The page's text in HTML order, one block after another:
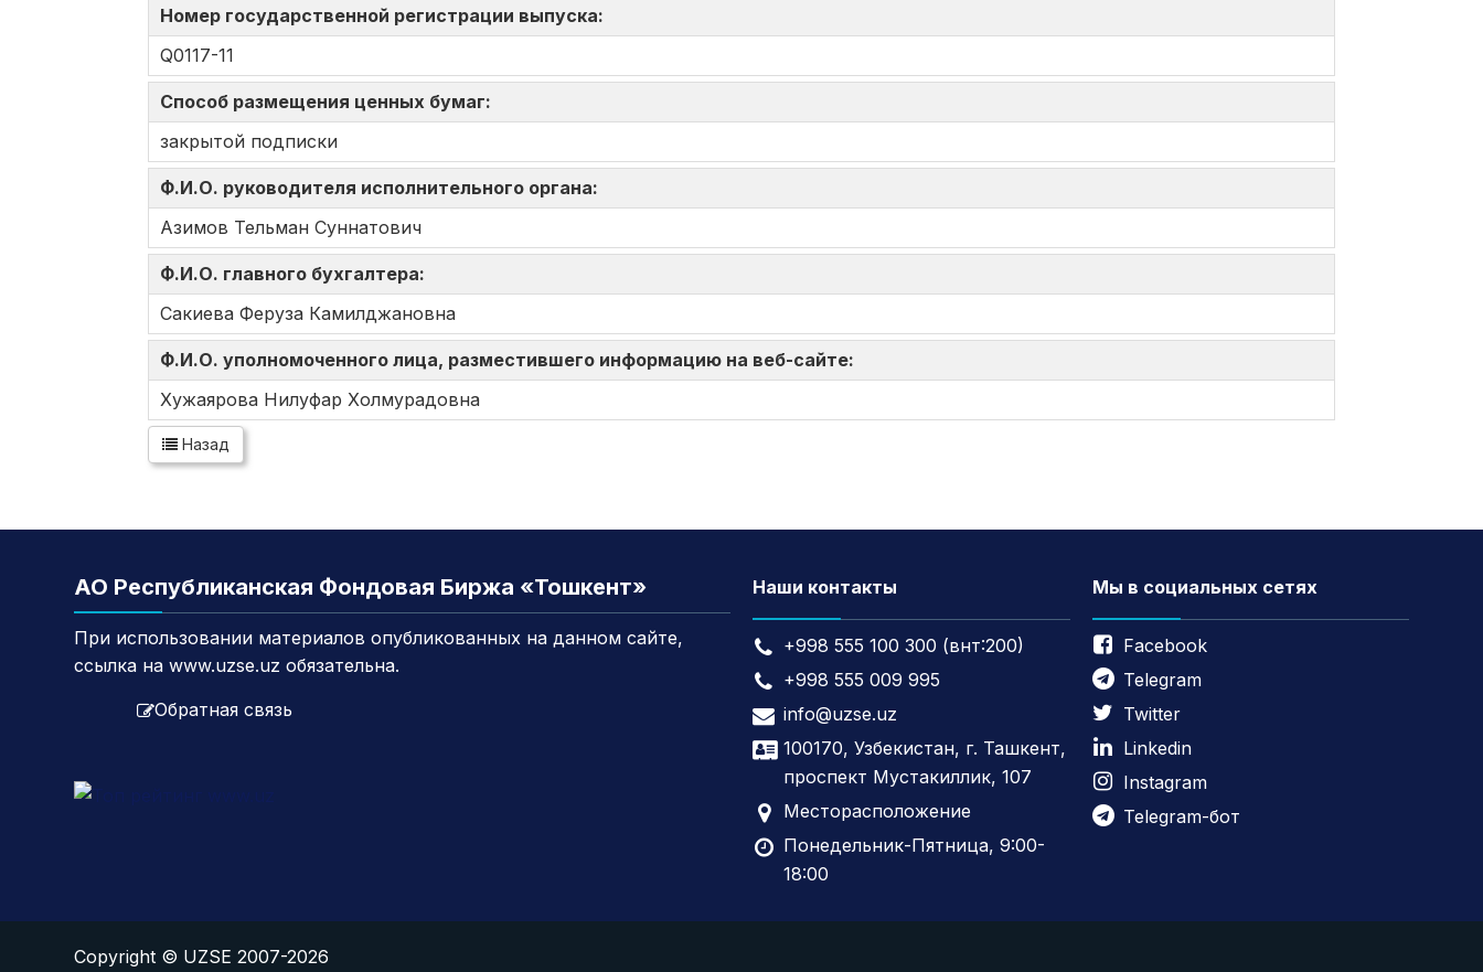
Номер государственной регистрации выпуска:
Q0117-11
Способ размещения ценных бумаг:
закрытой подписки
Ф.И.О. руководителя исполнительного органа:
Азимов Тельман Суннатович
Ф.И.О. главного бухгалтера:
Сакиева Феруза Камилджановна
Ф.И.О. уполномоченного лица, разместившего информацию на веб-сайте:
Хужаярова Нилуфар Холмурадовна
Назад
АО Республиканская Фондовая Биржа «Тошкент»
При использовании материалов опубликованных на данном сайте,
ссылка на www.uzse.uz обязательна.
Обратная связь
Наши контакты
+998 555 100 300 (внт:200)
+998 555 009 995
info@uzse.uz
100170, Узбекистан, г. Ташкент,
проспект Мустакиллик, 107
Месторасположение
Понедельник-Пятница, 9:00-
18:00
Мы в социальных сетях
Facebook
Telegram
Twitter
Linkedin
Instagram
Telegram-бот
Copyright © UZSE 2007-2026